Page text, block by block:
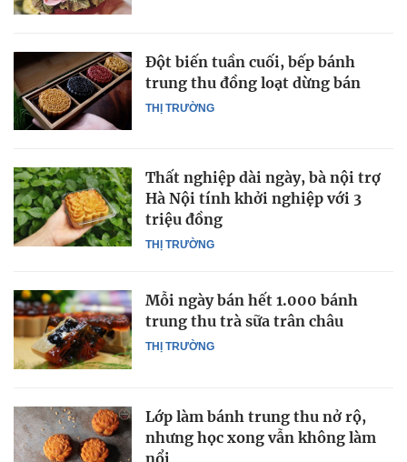
THỊ TRƯỜNG
Đột biến tuần cuối, bếp bánh
trung thu đồng loạt dừng bán
THỊ TRƯỜNG
Thất nghiệp dài ngày, bà nội trợ
Hà Nội tính khởi nghiệp với 3
triệu đồng
THỊ TRƯỜNG
Mỗi ngày bán hết 1.000 bánh
trung thu trà sữa trân châu
Lớp làm bánh trung thu nở rộ,
nhưng học xong vẫn không làm
nổi